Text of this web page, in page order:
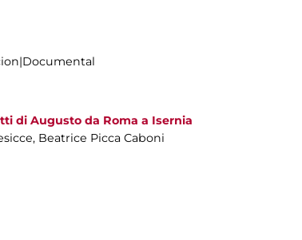
di Augusto da Roma a Isernia
Beatrice Picca Caboni